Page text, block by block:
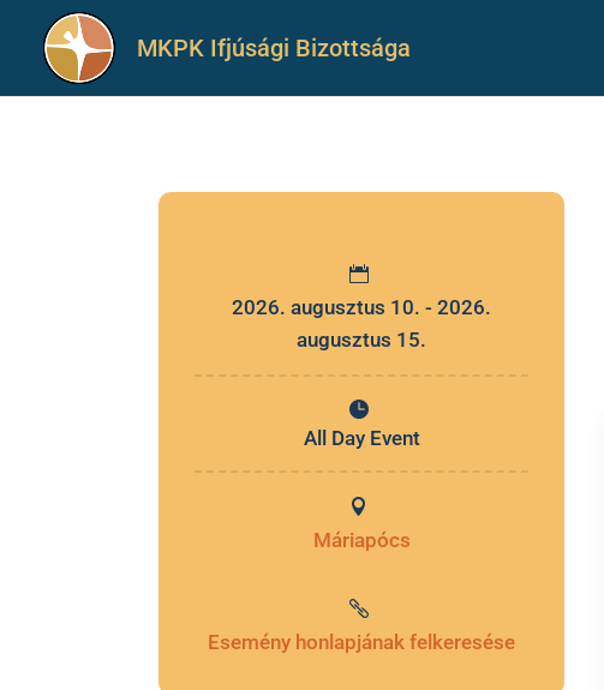
Gyalogos Zarándoklat
2026. augusztus 10. - 2026.
augusztus 15.
All Day Event
Máriapócs
Esemény honlapjának felkeresése